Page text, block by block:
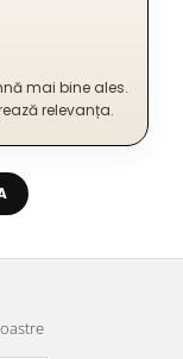
mai bine ales.
relevanța.